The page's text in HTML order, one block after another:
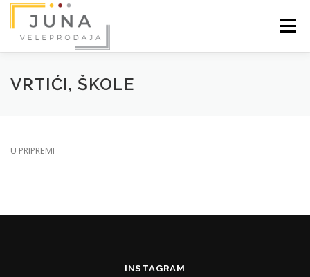
Skip
content
Menu
B2B MALOPRODAJA
VRTIĆI, ŠKOLE
U PRIPREMI
INSTAGRAM